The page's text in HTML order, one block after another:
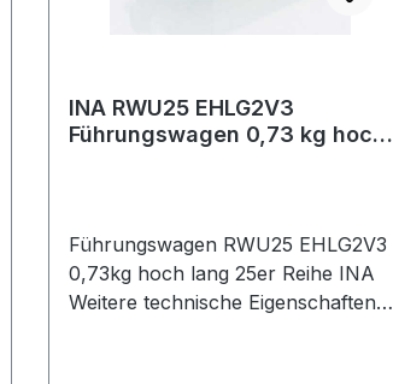
INA RWU25 EHLG2V3
Führungswagen 0,73 kg hoch
Führungswagen RWU25 EHLG2V3
0,73kg hoch lang 25er Reihe INA
Weitere technische Eigenschaften: ·